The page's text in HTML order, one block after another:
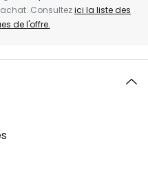
Consultezici la liste des
de l'offre.